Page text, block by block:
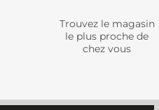
Trouvez le magasin
le plus proche de
chez vous